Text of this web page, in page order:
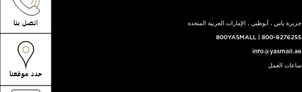
جزيرة ياس ، أبوظبي ، الإمارات العربية المتحدة
800YASMALL 800-9276255
info@yasmall.ae
ساعات العمل